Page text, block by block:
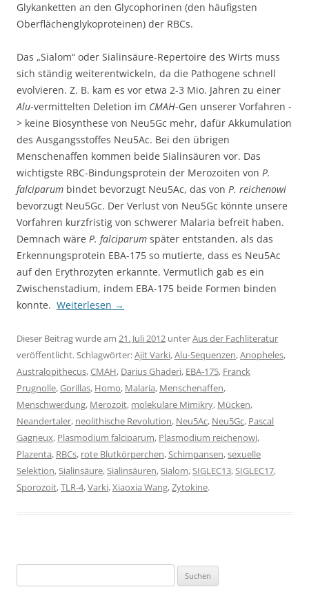
Glykanketten an den Glycophorinen (den häufigsten
Oberflächenglykoproteinen) der RBCs.
Das „Sialom“ oder Sialinsäure-Repertoire des Wirts muss
sich ständig weiterentwickeln, da die Pathogene schnell
evolvieren. Z. B. kam es vor etwa 2-3 Mio. Jahren zu einer
Alu-vermittelten Deletion im CMAH-Gen unserer Vorfahren -
> keine Biosynthese von Neu5Gc mehr, dafür Akkumulation
des Ausgangsstoffes Neu5Ac. Bei den übrigen
Menschenaffen kommen beide Sialinsäuren vor. Das
wichtigste RBC-Bindungsprotein der Merozoiten von P.
falciparum bindet bevorzugt Neu5Ac, das von P. reichenowi
bevorzugt Neu5Gc. Der Verlust von Neu5Gc könnte unsere
Vorfahren kurzfristig von schwerer Malaria befreit haben.
Demnach wäre P. falciparum später entstanden, als das
Erkennungsprotein EBA-175 so mutierte, dass es Neu5Ac
auf den Erythrozyten erkannte. Vermutlich gab es ein
Zwischenstadium, indem EBA-175 beide Formen binden
konnte. Weiterlesen →
Dieser Beitrag wurde am 21. Juli 2012 unterAus der Fachliteratur
veröffentlicht. Schlagwörter:Ajit Varki,Alu-Sequenzen,Anopheles,
Australopithecus,CMAH, Darius Ghaderi, EBA-175, Franck
Prugnolle,Gorillas, Homo, Malaria, Menschenaffen,
Menschwerdung, Merozoit, molekulare Mimikry, Mücken,
Neandertaler, neolithische Revolution, Neu5Ac, Neu5Gc, Pascal
Gagneux, Plasmodium falciparum, Plasmodium reichenowi,
Plazenta, RBCs, rote Blutkörperchen,Schimpansen,sexuelle
Selektion,Sialinsäure,Sialinsäuren,Sialom,SIGLEC13,SIGLEC17,
Sporozoit,TLR-4,Varki,Xiaoxia Wang,Zytokine.
nach: